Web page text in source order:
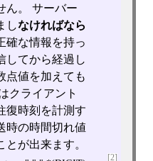
ん。 サーバー
しなければなら
確な情報を持っ
してから経過し
点値を加えても
クライアント
復時刻を計測す
時の時間切れ値
が出来ます。
[2]